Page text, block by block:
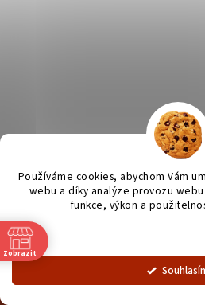
Používáme cookies, abychom Vám
webu a díky analýze provozu
funkce, výkon a
OZNÁMENÍ - od 1.7. otevírací
Napoleon Prestige BIPRO
Do 3 dnů
84 990
Do košíku
Zobrazit